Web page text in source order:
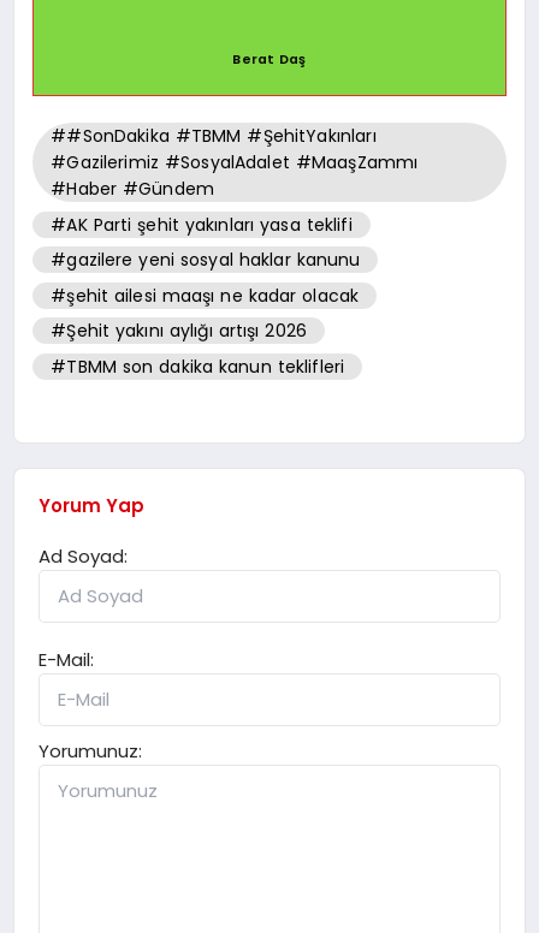
Berat Daş
##SonDakika #TBMM #ŞehitYakınları
#Gazilerimiz #SosyalAdalet #MaaşZammı
#Haber #Gündem
#AK Parti şehit yakınları yasa teklifi
#gazilere yeni sosyal haklar kanunu
#şehit ailesi maaşı ne kadar olacak
#Şehit yakını aylığı artışı 2026
#TBMM son dakika kanun teklifleri
Yorum Yap
Ad Soyad:
E-Mail:
Yorumunuz: